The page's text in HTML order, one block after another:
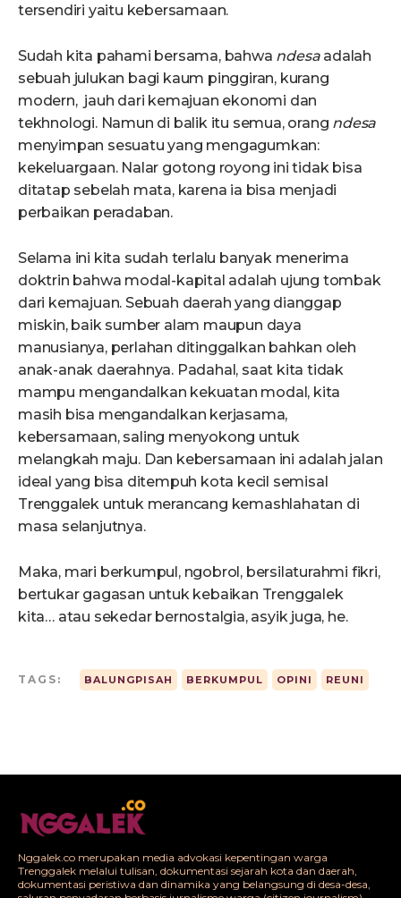
tersendiri yaitu kebersamaan.
Sudah kita pahami bersama, bahwa ndesaadalah
sebuah julukan bagi kaum pinggiran, kurang
modern, jauh dari kemajuan ekonomi dan
tekhnologi. Namun di balik itu semua, orang ndesa
menyimpan sesuatu yang mengagumkan:
kekeluargaan. Nalar gotong royong ini tidak bisa
ditatap sebelah mata, karena ia bisa menjadi
perbaikan peradaban.
Selama ini kita sudah terlalu banyak menerima
doktrin bahwa modal-kapital adalah ujung tombak
dari kemajuan. Sebuah daerah yang dianggap
miskin, baik sumber alam maupun daya
manusianya, perlahan ditinggalkan bahkan oleh
anak-anak daerahnya. Padahal, saat kita tidak
mampu mengandalkan kekuatan modal, kita
masih bisa mengandalkan kerjasama,
kebersamaan, saling menyokong untuk
melangkah maju. Dan kebersamaan ini adalah jalan
ideal yang bisa ditempuh kota kecil semisal
Trenggalek untuk merancang kemashlahatan di
masa selanjutnya.
Maka, mari berkumpul, ngobrol, bersilaturahmi fikri,
bertukar gagasan untuk kebaikan Trenggalek
kita… atau sekedar bernostalgia, asyik juga, he.
TAGS: BALUNGPISAH BERKUMPUL OPINI REUNI
Nggalek.co merupakan media advokasi kepentingan warga
Trenggalek melalui tulisan, dokumentasi sejarah kota dan daerah,
dokumentasi peristiwa dan dinamika yang belangsung di desa-desa,